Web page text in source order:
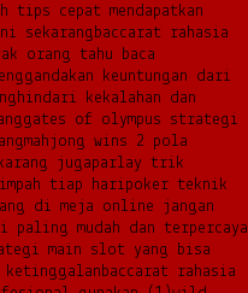
tips cepat mendapatkan
sekarang baccarat rahasia
orang tahu baca
keuntungan dari
kekalahan dan
gates of olympus strategi
mahjong wins 2 pola
jugaparlay trik
tiap haripoker teknik
di meja online jangan
mudah dan terpercaya
main slot yang bisa
ketinggalan baccarat rahasia